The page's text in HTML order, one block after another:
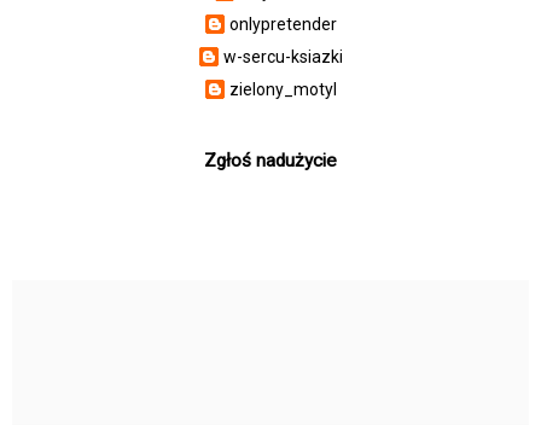
onlypretender
w-sercu-ksiazki
zielony_motyl
Zgłoś nadużycie